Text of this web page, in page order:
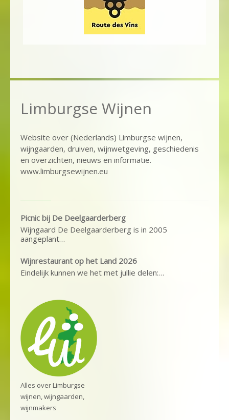
Limburgse Wijnen
Website over (Nederlands) Limburgse wijnen,
wijngaarden, druiven, wijnwetgeving, geschiedenis
en overzichten, nieuws en informatie.
www.limburgsewijnen.eu
Picnic bij De Deelgaarderberg
Wijngaard De Deelgaarderberg is in 2005
aangeplant…
Wijnrestaurant op het Land 2026
Eindelijk kunnen we het met jullie delen:…
Alles over Limburgse
wijnen, wijngaarden,
wijnmakers